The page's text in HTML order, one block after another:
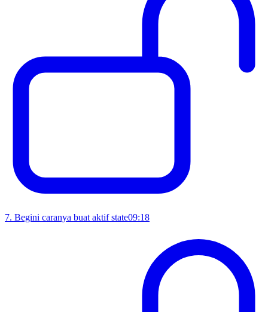
7. Begini caranya buat aktif state09:18